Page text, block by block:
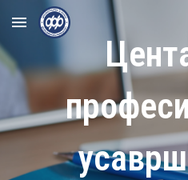
Skip to main content